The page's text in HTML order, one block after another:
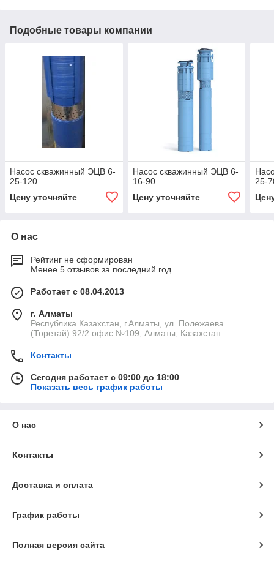
Подобные товары компании
Насос скважинный ЭЦВ 6-
25-120
Цену уточняйте
Насос скважинный ЭЦВ 6-
16-90
Цену уточняйте
25-
О нас
Рейтинг не сформирован
Менее 5 отзывов за последний год
Работает с 08.04.2013
г. Алматы
Республика Казахстан, г.Алматы, ул. Полежаева
(Торетай) 92/2 офис №109, Алматы, Казахстан
Контакты
Сегодня работает с 09:00 до 18:00
Показать весь график работы
О нас
Контакты
Доставка и оплата
График работы
Полная версия сайта